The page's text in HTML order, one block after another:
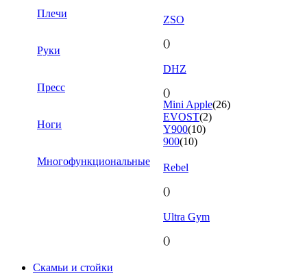
Плечи
Руки
Пресс
Ноги
Многофункциональные
ZSO
()
DHZ
()
Mini Apple(26)
EVOST(2)
Y900(10)
900(10)
Rebel
()
Ultra Gym
()
Скамьи и стойки